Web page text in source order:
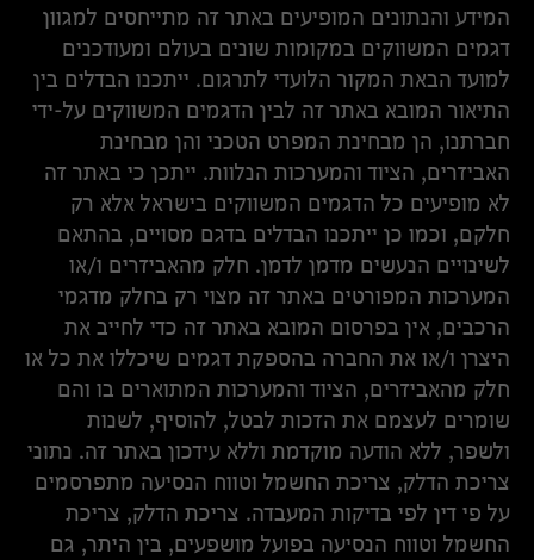
המידע והנתונים המופיעים באתר זה מתייחסים למגוון
דגמים המשווקים במקומות שונים בעולם ומעודכנים
למועד הבאת המקור הלועדי לתרגום. ייתכנו הבדלים בין
התיאור המובא באתר זה לבין הדגמים המשווקים על-ידי
חברתנו, הן מבחינת המפרט הטכני והן מבחינת
האביזרים, הציוד והמערכות הנלוות. ייתכן כי באתר זה
לא מופיעים כל הדגמים המשווקים בישראל אלא רק
חלקם, וכמו כן ייתכנו הבדלים בדגם מסויים, בהתאם
לשינויים הנעשים מדמן לדמן. חלק מהאביזרים ו/או
המערכות המפורטים באתר זה מצוי רק בחלק מדגמי
הרכבים, אין בפרסום המובא באתר זה כדי לחייב את
היצרן ו/או את החברה בהספקת דגמים שיכללו את כל או
חלק מהאביזרים, הציוד והמערכות המתוארים בו והם
שומרים לעצמם את הזכות לבטל, להוסיף, לשנות
ולשפר, ללא הודעה מוקדמת וללא עידכון באתר זה. נתוני
צריכת הדלק, צריכת החשמל וטווח הנסיעה מתפרסמים
על פי דין לפי בדיקות המעבדה. צריכת הדלק, צריכת
החשמל וטווח הנסיעה בפועל מושפעים, בין היתר, גם